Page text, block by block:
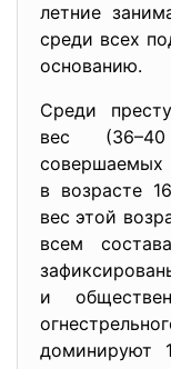
летние
среди всех
основанию.
Среди
вес
совершаемых
в возрасте
вес этой
всем
и
доминируют